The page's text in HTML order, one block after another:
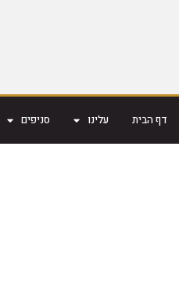
דף הבית עלינו סניפים